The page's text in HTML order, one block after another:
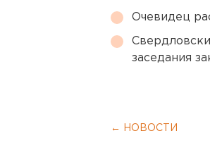
Очевидец
заседания
← НОВОСТИ